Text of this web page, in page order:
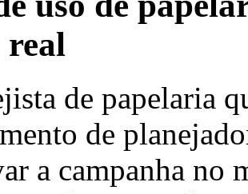
real
de papelaria
de
a campanha no